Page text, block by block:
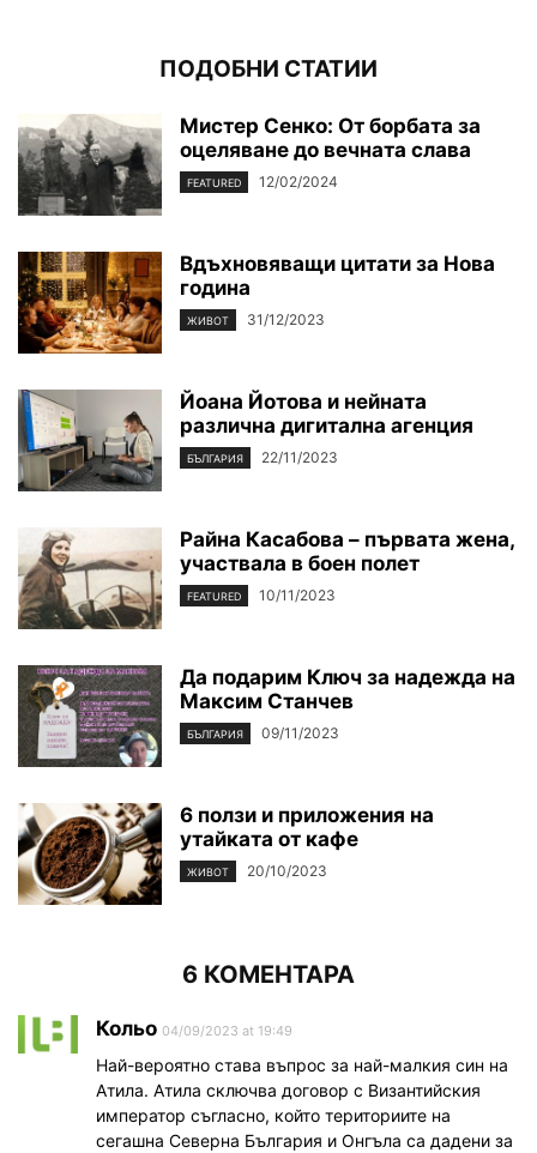
ПОДОБНИ СТАТИИ
Мистер Сенко: От борбата за
оцеляване до вечната слава
FEATURED 12/02/2024
Вдъхновяващи цитати за Нова
година
ЖИВОТ 31/12/2023
Йоана Йотова и нейната
различна дигитална агенция
БЪЛГАРИЯ 22/11/2023
Райна Касабова – първата жена,
участвала в боен полет
FEATURED 10/11/2023
Да подарим Ключ за надежда на
Максим Станчев
БЪЛГАРИЯ 09/11/2023
6 ползи и приложения на
утайката от кафе
ЖИВОТ 20/10/2023
6 КОМЕНТАРА
Кольо 04/09/2023 at 19:49
Най-вероятно става въпрос за най-малкия син на
Атила. Атила сключва договор с Византийския
император съгласно, който териториите на
сегашна Северна България и Онгъла са дадени за